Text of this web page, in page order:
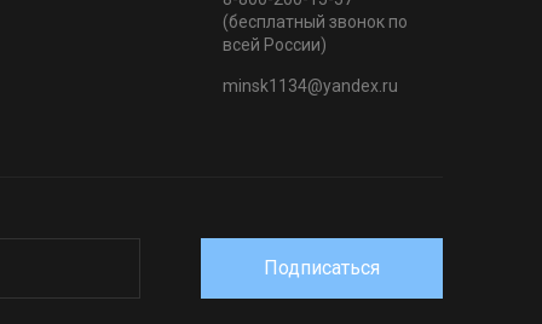
(бесплатный звонок по
всей России)
minsk1134@yandex.ru
Подписаться